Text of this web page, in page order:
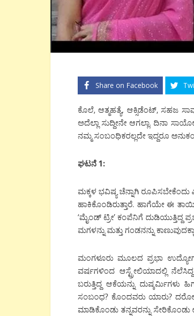
Share on Facebook
ಕೊಲೆ, ಆತ್ಮಹತ್ಯೆ, ಆಕ್ಸಿಡೆಂಟ್, ಸಹಜ
ಅದೆಲ್ಲಾ ಸುದ್ದೀನೇ ಆಗಲ್ಲಾ. ದಿನಾ
ನಮ್ಮ ಸಂಬಂಧಿಕರಲ್ಲದೇ ಇದ್ದರೂ
ಘಟನೆ 1:
ಮಕ್ಕಳ ಭವಿಷ್ಯ ಚೆನ್ನಾಗಿ
ಹಾಕಿಕೊಂಡಿರುತ್ತಾರೆ. ಹಾಗೆಯೇ ಈ
‘ಮೈಂಡ್ ಟ್ರೀ’ ಕಂಪೆನಿಗೆ
ಮಗಳನ್ನು ಮತ್ತು ಗಂಡನನ್ನು
ಮಂಗಳೂರು ಮೂಲದ ಪ್ರಭಾ
ವರ್ಷಗಳಿಂದ ಆಸ್ಟ್ರೇಲಿಯಾದಲ್ಲಿ
ಬರುತ್ತಿದ್ದ ಆಕೆಯನ್ನು ದುಷ್ಕರ್ಮಿಗಳು
ಸಂಬಂಧ? ಕೊಂದವರು ಯಾರು?
ಮಾಡಿಕೊಂಡು ತನ್ನವರನ್ನು